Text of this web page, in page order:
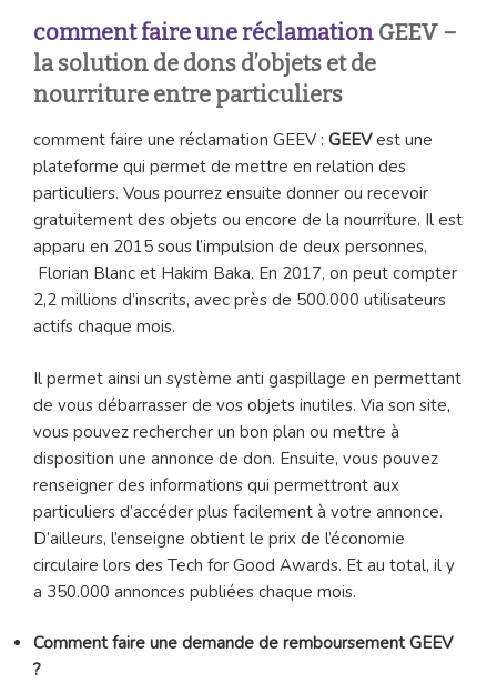
comment faire une réclamation GEEV –
la solution de dons d’objets et de
nourriture entre particuliers
comment faire une réclamation GEEV : GEEVest une
plateforme qui permet de mettre en relation des
particuliers. Vous pourrez ensuite donner ou recevoir
gratuitement des objets ou encore de la nourriture. Il est
apparu en 2015 sous l’impulsion de deux personnes,
Florian Blanc et Hakim Baka. En 2017, on peut compter
2,2 millions d’inscrits, avec près de 500.000 utilisateurs
actifs chaque mois.
Il permet ainsi un système anti gaspillage en permettant
de vous débarrasser de vos objets inutiles. Via son site,
vous pouvez rechercher un bon plan ou mettre à
disposition une annonce de don. Ensuite, vous pouvez
renseigner des informations qui permettront aux
particuliers d’accéder plus facilement à votre annonce.
D’ailleurs, l’enseigne obtient le prix de l’économie
circulaire lors des Tech for Good Awards. Et au total, il y
a 350.000 annonces publiées chaque mois.
Comment faire une demande de remboursement GEEV
?